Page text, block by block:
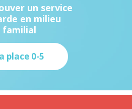
un service
en milieu
familial
place 0-5